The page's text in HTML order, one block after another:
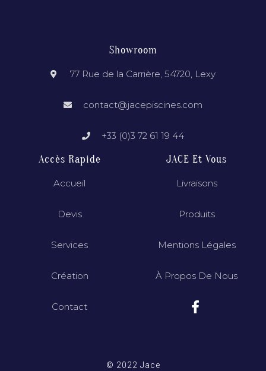
Showroom
77 Rue de la Carrière, 54720, Lexy
contact@jacepiscines.com
+33 (0)3 72 61 19 44
Accès Rapide
Accueil
Devis
Services
Création
Contact
JACE Et Vous
Livraisons
Produits
Mentions Légales
À Propos De Nous
© 2022 Jace